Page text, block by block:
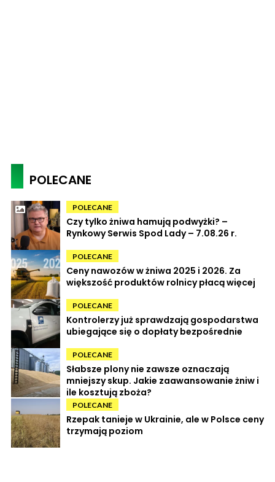
POLECANE
POLECANE
Czy tylko żniwa hamują podwyżki? –
Rynkowy Serwis Spod Lady – 7.08.26 r.
POLECANE
Ceny nawozów w żniwa 2025 i 2026. Za
większość produktów rolnicy płacą więcej
POLECANE
Kontrolerzy już sprawdzają gospodarstwa
ubiegające się o dopłaty bezpośrednie
POLECANE
Słabsze plony nie zawsze oznaczają
mniejszy skup. Jakie zaawansowanie żniw i
ile kosztują zboża?
POLECANE
Rzepak tanieje w Ukrainie, ale w Polsce ceny
trzymają poziom